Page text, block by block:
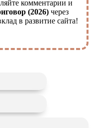
комментарии и
(2026)через
в развитие сайта!